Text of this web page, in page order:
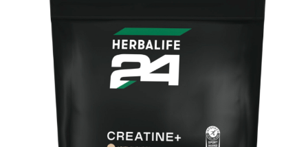
Imunitate Herbalife
Suport Sistem Cardiovascular
Vitamine Copii
Sanatatea Creierului
Scaderea Colesterolului
Produse vegetarieni, vegani
Gateste cu Herbalife
Sport & Fitness